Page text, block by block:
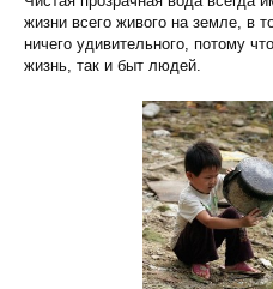
жизни всего живого на земле, в
ничего удивительного, потому
жизнь, так и быт людей.